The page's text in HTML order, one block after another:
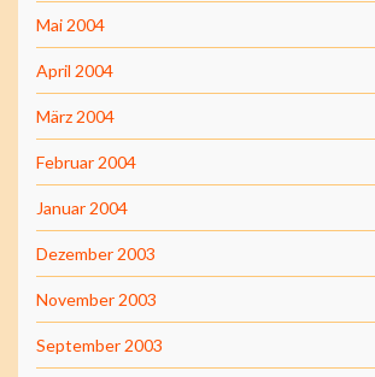
Mai 2004
April 2004
März 2004
Februar 2004
Januar 2004
Dezember 2003
November 2003
September 2003